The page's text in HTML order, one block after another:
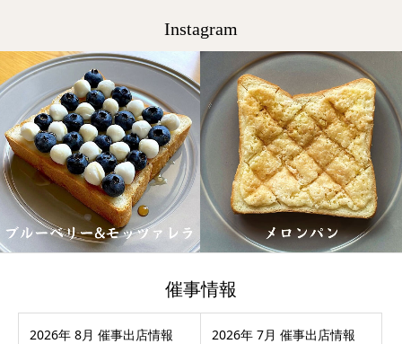
Instagram
催事情報
2026年 8月 催事出店情報 2026年 7月 催事出店情報